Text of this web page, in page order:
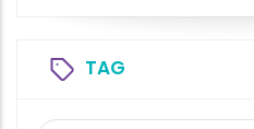
TAG